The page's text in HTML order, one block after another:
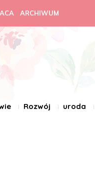
ARCHIWUM
Rozwój uroda